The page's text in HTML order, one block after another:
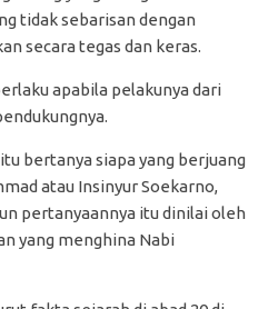
tidak sebarisan dengan
secara tegas dan keras.
apabila pelakunya dari
bertanya siapa yang berjuang
atau Insinyur Soekarno,
pertanyaannya itu dinilai oleh
yang menghina Nabi